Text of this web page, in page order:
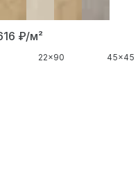
₽/м²
22x90 45x45